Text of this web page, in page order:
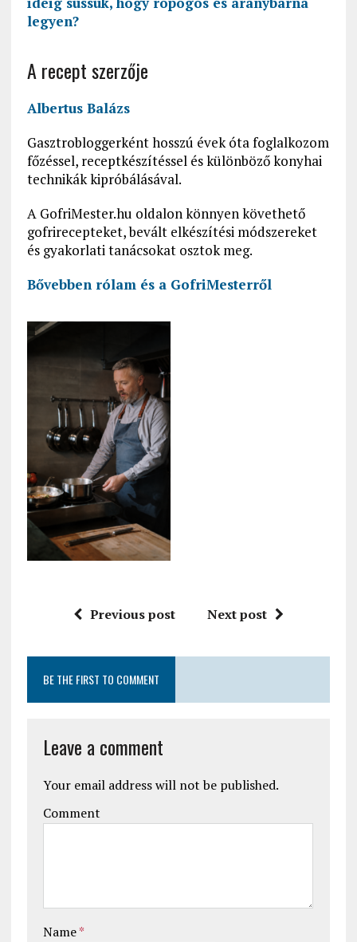
legyen?
A recept szerzője
Albertus Balázs
Gasztrobloggerként hosszú évek óta foglalkozom
főzéssel, receptkészítéssel és különböző konyhai
technikák kipróbálásával.
A GofriMester.hu oldalon könnyen követhető
gofrirecepteket, bevált elkészítési módszereket
és gyakorlati tanácsokat osztok meg.
Bővebben rólam és a GofriMesterről
Previous post Next post
BE THE FIRST TO COMMENT
Leave a comment
Your email address will not be published.
Comment
Name*